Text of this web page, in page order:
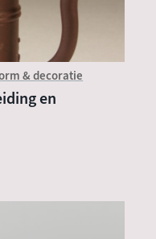
& decoratie
en